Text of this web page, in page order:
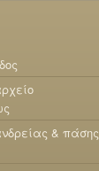
& πάσης